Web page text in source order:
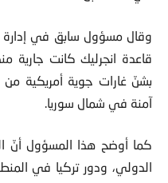
بشنّ غارات جوية أمريكية من
آمنة في شمال سوريا.
الدولي، ودور تركيا في
على المنطقة – وهو ما